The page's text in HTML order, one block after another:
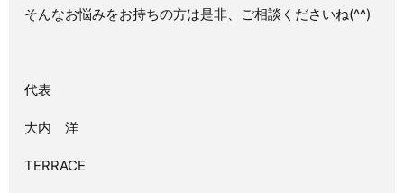
そんなお悩みをお持ちの方は是非、ご相談くださいね(^^)
代表
大内 洋
TERRACE